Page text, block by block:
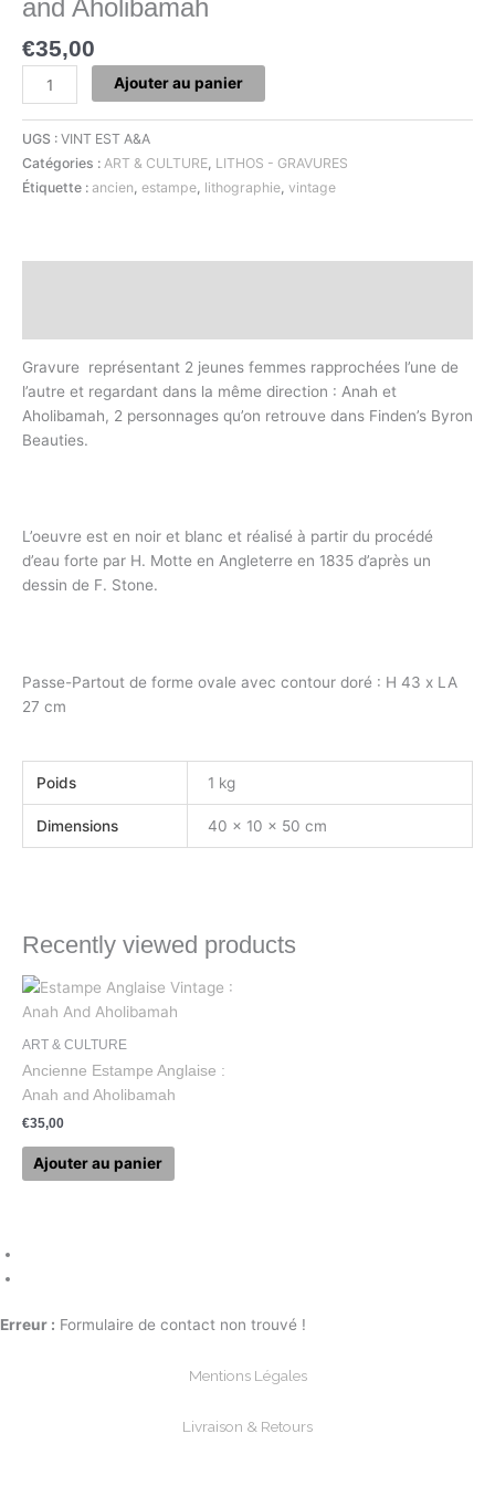
and Aholibamah
€35,00
Ajouter au panier
UGS : VINT EST A&A
Catégories : ART & CULTURE LITHOS - GRAVURES
Étiquette : ancien estampe lithographie vintage
Gravure représentant 2 jeunes femmes rapprochées l’une de
l’autre et regardant dans la même direction : Anah et
Aholibamah, 2 personnages qu’on retrouve dans Finden’s Byron
Beauties.
L’oeuvre est en noir et blanc et réalisé à partir du procédé
d’eau forte par H. Motte en Angleterre en 1835 d’après un
dessin de F. Stone.
Passe-Partout de forme ovale avec contour doré : H 43 x LA
27 cm
Poids 1 kg
Dimensions 40 × 10 × 50 cm
Recently viewed products
ART & CULTURE
Ancienne Estampe Anglaise :
Anah and Aholibamah
€35,00
Ajouter au panier
Erreur : Formulaire de contact non trouvé !
Mentions Légales
Livraison & Retours